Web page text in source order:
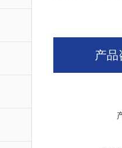
产品